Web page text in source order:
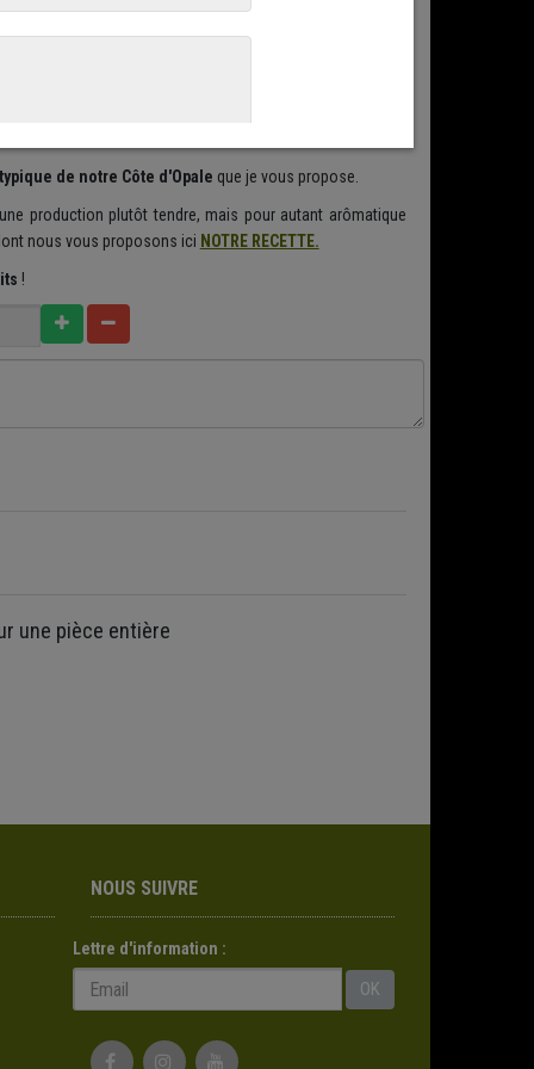
technique duCantalou duLaguiole. Etape importante de la
de maturation des grains de caillé à température
de notre Côte d'Opale que je vous propose.
production plutôt tendre, mais pour autant arômatique
nous vous proposons ici NOTRE RECETTE.
!
une pièce entière
NOUS SUIVRE
Lettre d'information :
OK